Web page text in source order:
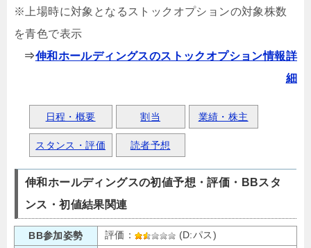
※上場時に対象となるストックオプションの対象株数
を青色で表示
⇒伸和ホールディングスのストックオプション情報詳
細
日程・概要 割当 業績・株主
スタンス・評価 読者予想
伸和ホールディングスの初値予想・評価・BBスタ
ンス・初値結果関連
BB参加姿勢 評価：
(D:パス)